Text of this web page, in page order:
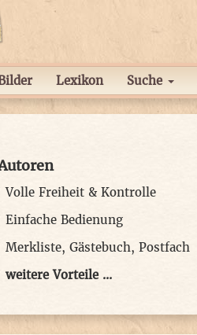
Lexikon Suche
Volle Freiheit & Kontrolle
Einfache Bedienung
Merkliste, Gästebuch, Postfach
weitere Vorteile ...